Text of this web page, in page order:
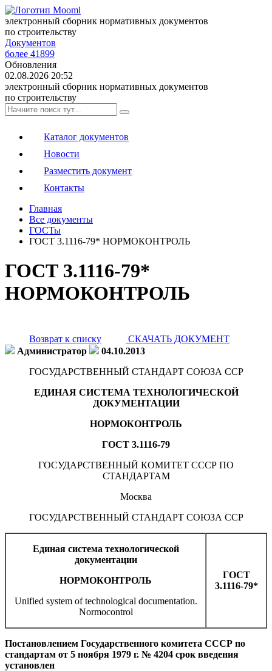
электронный сборник нормативных документов
по строительству
Документов
более 41899
Обновления
02.08.2026 20:52
электронный сборник нормативных документов
по строительству
Каталог документов
Новости
Разместить документ
Контакты
Главная
Все документы
ГОСТы
ГОСТ 3.1116-79* НОРМОКОНТРОЛЬ
ГОСТ 3.1116-79*
НОРМОКОНТРОЛЬ
Возврат к списку
СКАЧАТЬ ДОКУМЕНТ
Администратор
04.10.2013
ГОСУДАРСТВЕННЫЙ СТАНДАРТ СОЮЗА ССР
ЕДИНАЯ СИСТЕМА ТЕХНОЛОГИЧЕСКОЙ
ДОКУМЕНТАЦИИ
НОРМОКОНТРОЛЬ
ГОСТ 3.1116-79
ГОСУДАРСТВЕННЫЙ КОМИТЕТ СССР ПО
СТАНДАРТАМ
Москва
ГОСУДАРСТВЕННЫЙ СТАНДАРТ СОЮЗА ССР
Единая система технологической
документации
НОРМОКОНТРОЛЬ
Unified system of technological documentation.
Normocontrol
ГОСТ
3.1116-79*
Постановлением Государственного комитета СССР по
стандартам от 5 ноября 1979 г. № 4204 срок введения
установлен